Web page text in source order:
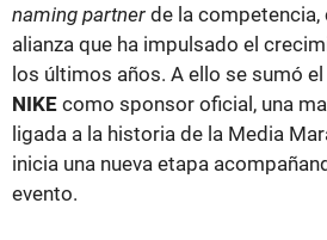
naming partner de la
alianza que ha impulsado el
los últimos años. A ello se sumó
NIKE como sponsor oficial, una
ligada a la historia de la Media
inicia una nueva etapa
evento.